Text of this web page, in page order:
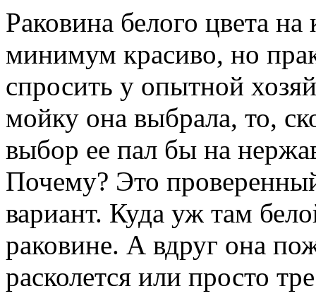
Раковина белого цвета на
минимум красиво, но
спросить у опытной
мойку она выбрала, то,
выбор ее пал бы на
Почему? Это
вариант. Куда уж там
раковине. А вдруг она
расколется или просто